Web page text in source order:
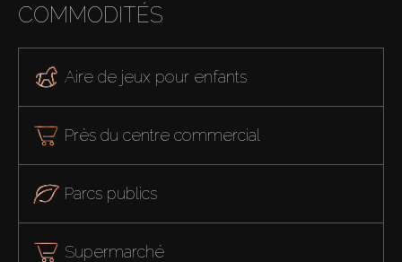
COMMODITÉS
Aire de jeux pour enfants
Près du centre commercial
Parcs publics
Supermarché